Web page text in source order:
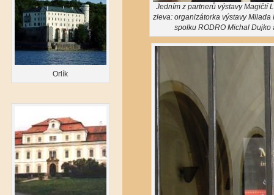
Orlík
Jedním z partnerů výstavy Magičtí
zleva: organizátorka výstavy
spolku RODRO Michal Dujko